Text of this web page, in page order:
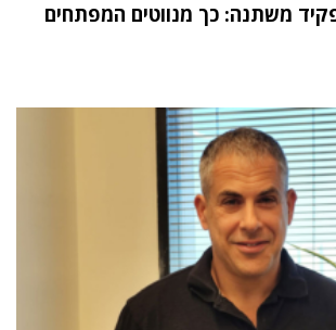
משתנה: כך מנווטים המפתחים